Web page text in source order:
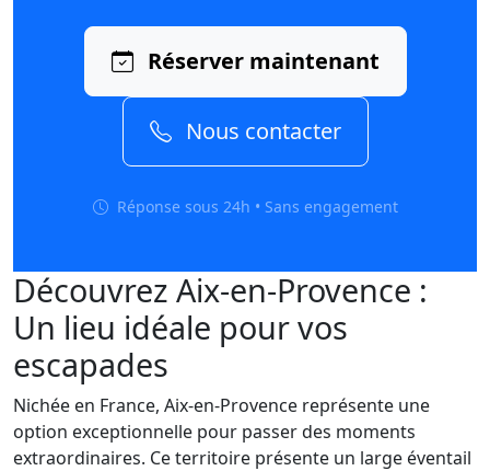
Réserver maintenant
Nous contacter
Réponse sous 24h • Sans engagement
Découvrez Aix-en-Provence :
Un lieu idéale pour vos
escapades
Nichée en France, Aix-en-Provence représente une
option exceptionnelle pour passer des moments
extraordinaires. Ce territoire présente un large éventail